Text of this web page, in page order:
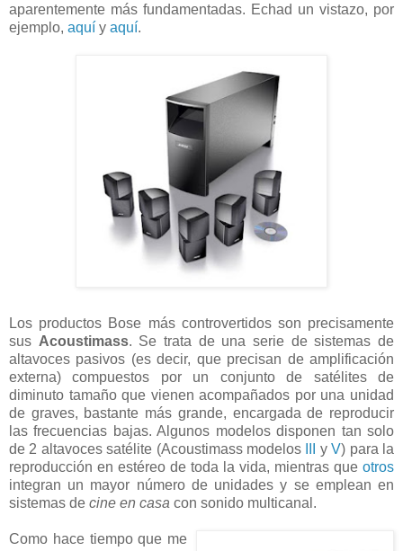
aparentemente más fundamentadas. Echad un vistazo, por
ejemplo, aquí y aquí.
Los productos Bose más controvertidos son precisamente
sus Acoustimass. Se trata de una serie de sistemas de
altavoces pasivos (es decir, que precisan de amplificación
externa) compuestos por un conjunto de satélites de
diminuto tamaño que vienen acompañados por una unidad
de graves, bastante más grande, encargada de reproducir
las frecuencias bajas. Algunos modelos disponen tan solo
de 2 altavoces satélite (Acoustimass modelos
yV) para la
reproducción en estéreo de toda la vida, mientras que otros
integran un mayor número de unidades y se emplean en
sistemas de cine en casa con sonido multicanal.
Como hace tiempo que me